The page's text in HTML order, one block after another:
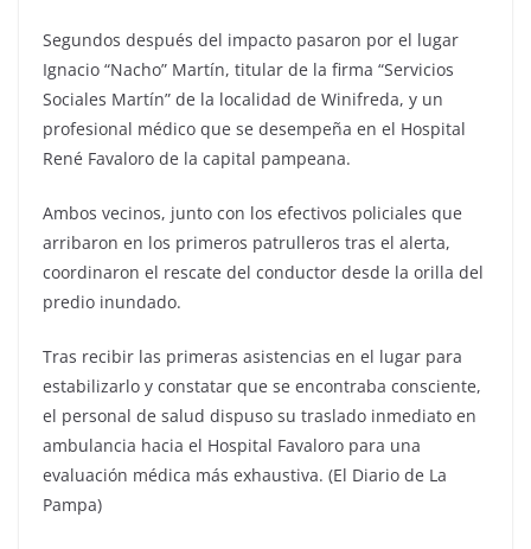
Segundos después del impacto pasaron por el lugar
Ignacio “Nacho” Martín, titular de la firma “Servicios
Sociales Martín” de la localidad de Winifreda, y un
profesional médico que se desempeña en el Hospital
René Favaloro de la capital pampeana.
Ambos vecinos, junto con los efectivos policiales que
arribaron en los primeros patrulleros tras el alerta,
coordinaron el rescate del conductor desde la orilla del
predio inundado.
Tras recibir las primeras asistencias en el lugar para
estabilizarlo y constatar que se encontraba consciente,
el personal de salud dispuso su traslado inmediato en
ambulancia hacia el Hospital Favaloro para una
evaluación médica más exhaustiva. (El Diario de La
Pampa)